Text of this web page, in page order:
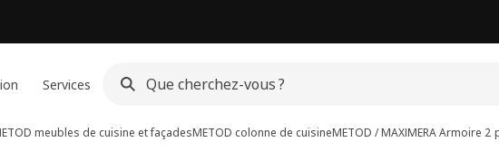
Services
meubles de cuisine et façadesMETOD colonne de cuisineMETOD / MAXIMERAArmoire 2